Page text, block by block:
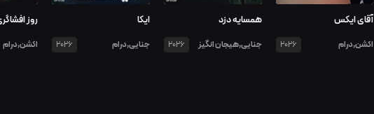
آقای ایکس
اکشن,درام 2026
همسایه دزد
جنایی,هیجان انگیز 2026
ایکا
جنایی,درام 2026
روز
اکشن,درام